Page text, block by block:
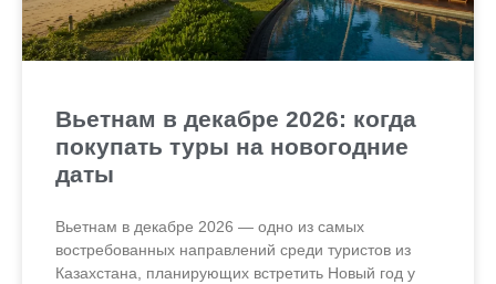
Вьетнам в декабре 2026: когда
покупать туры на новогодние
даты
Вьетнам в декабре 2026 — одно из самых
востребованных направлений среди туристов из
Казахстана, планирующих встретить Новый год у